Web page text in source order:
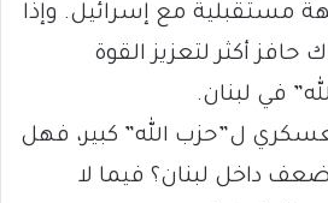
مستقبلية مع إسرائيل. وإذا
أكثر لتعزيز القوة
في لبنان.
ل”حزب الله” كبير، فهل
داخل لبنان؟ فيما لا